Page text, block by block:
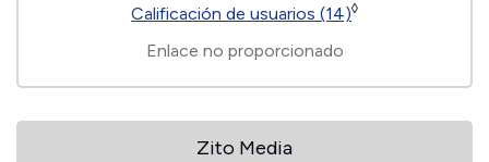
Calificación de usuarios (14)◊
Enlace no proporcionado
Zito Media